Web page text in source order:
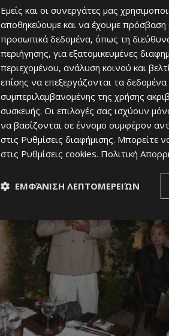
Εμείς και οι συνεργάτες μας
αποθηκεύουμε και να έχουμε
προσωπικά δεδομένα, όπως τη
περιήγησης, για εξατομικευμένες
περιεχομένου, ανάλυση κοινού και
επίσης να επεξεργάζονται τα
συμπεριλαμβανομένης της χρήσης
συσκευής. Οι επιλογές σας ισχύουν
να βασίζονται σε έννομο συμφέρον
στις Ρυθμίσεις διαφήμισης. Μπορείτε
στις Ρυθμίσεις cookies. Πολιτική
ΕΜΦΆΝΙΣΗ ΛΕΠΤΟΜΕΡΕΙΏΝ